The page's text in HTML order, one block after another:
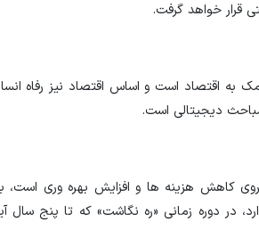
قرار خواهد گرفت.
به اقتصاد است و اساس اقتصاد نیز رفاه
مباحث دیجیتالی است.
کاهش هزینه ها و افزایش بهره وری است،
در دوره زمانی «ره نگاشت» که تا پنج سال